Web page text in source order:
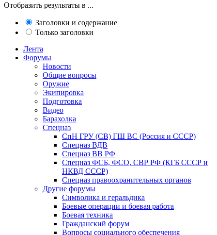
Отобразить результаты в ...
Заголовки и содержание
Только заголовки
Лента
Форумы
Новости
Общие вопросы
Оружие
Экипировка
Подготовка
Видео
Барахолка
Спецназ
СпН ГРУ (СВ) ГШ ВС (Россия и СССР)
Спецназ ВДВ
Спецназ ВВ РФ
Спецназ ФСБ, ФСО, СВР РФ (КГБ СССР и
НКВД СССР)
Спецназ правоохранительных органов
Другие форумы
Символика и геральдика
Боевые операции и боевая работа
Боевая техника
Гражданский форум
Вопросы социального обеспечения